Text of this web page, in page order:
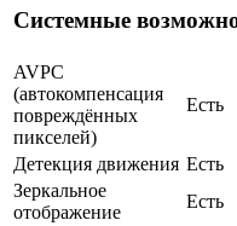
Системные
AVPC
(автокомпенсация
повреждённых
пикселей)
Есть
Детекция движения Есть
Зеркальное
отображение
Есть